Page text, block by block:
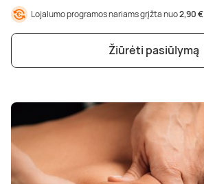
Lojalumo programos nariams grįžta nuo2,90 €
Žiūrėti pasiūlymą